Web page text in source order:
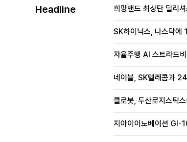
Headline 희망밴드 최상단 딜리
SK하이닉스, 나스닥
자율주행 AI 스트라드
네이블, SK텔레콤과
클로봇, 두산로지스틱
지아이이노베이션 GI-